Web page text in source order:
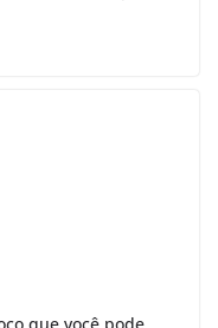
que você pode